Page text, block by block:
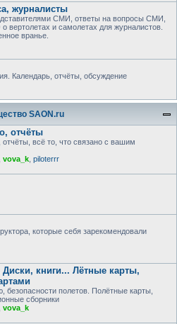
журналисты
СМИ, ответы на вопросы СМИ,
вертолетах и самолетах для журналистов.
вранье.
Календарь, отчёты, обсуждение
SAON.ru
отчёты
всё то, что связано с вашим
vova_k piloterrr
которые себя зарекомендовали
книги... Лётные карты,
безопасности полетов. Полётные карты,
сборники
vova_k